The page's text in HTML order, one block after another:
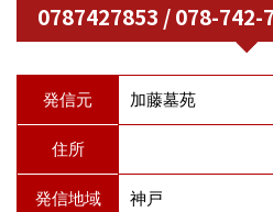
0787427853 / 078-742-
発信元 加藤墓苑
住所
発信地域 神戸